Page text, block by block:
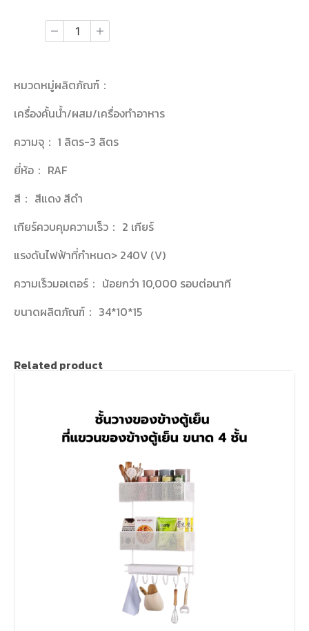
หมวดหมู่ผลิตภัณฑ์：
เครื่องคั้นน้ำ/ผสม/เครื่องทำอาหาร
ความจุ： 1 ลิตร-3 ลิตร
ยี่ห้อ： RAF
สี： สีแดง สีดำ
เกียร์ควบคุมความเร็ว： 2 เกียร์
แรงดันไฟฟ้าที่กำหนด> 240V (V)
ความเร็วมอเตอร์： น้อยกว่า 10,000 รอบต่อนาที
ขนาดผลิตภัณฑ์： 34*10*15
Related product